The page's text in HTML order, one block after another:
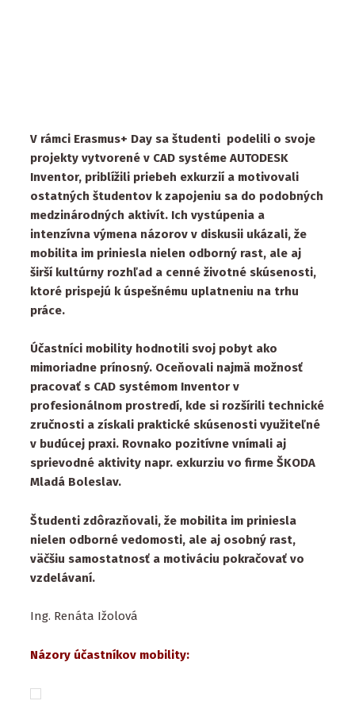
V rámci Erasmus+ Day sa študenti podelili o svoje
projekty vytvorené v CAD systéme AUTODESK
Inventor, priblížili priebeh exkurzií a motivovali
ostatných študentov k zapojeniu sa do podobných
medzinárodných aktivít. Ich vystúpenia a
intenzívna výmena názorov v diskusii ukázali, že
mobilita im priniesla nielen odborný rast, ale aj
širší kultúrny rozhľad a cenné životné skúsenosti,
ktoré prispejú k úspešnému uplatneniu na trhu
práce.
Účastníci mobility hodnotili svoj pobyt ako
mimoriadne prínosný. Oceňovali najmä možnosť
pracovať s CAD systémom Inventor v
profesionálnom prostredí, kde si rozšírili technické
zručnosti a získali praktické skúsenosti využiteľné
v budúcej praxi. Rovnako pozitívne vnímali aj
sprievodné aktivity napr. exkurziu vo firme ŠKODA
Mladá Boleslav.
Študenti zdôrazňovali, že mobilita im priniesla
nielen odborné vedomosti, ale aj osobný rast,
väčšiu samostatnosť a motiváciu pokračovať vo
vzdelávaní.
Ing. Renáta Ižolová
Názory účastníkov mobility: